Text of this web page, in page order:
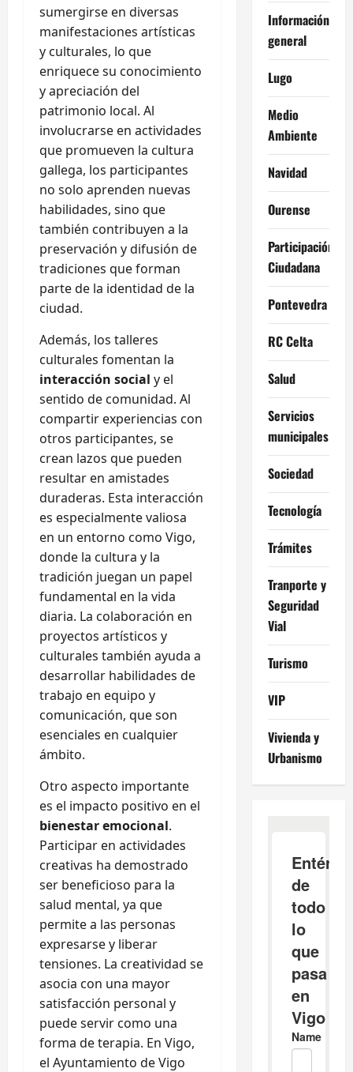
sumergirse en diversas
manifestaciones artísticas
y culturales, lo que
enriquece su conocimiento
y apreciación del
patrimonio local. Al
involucrarse en actividades
que promueven la cultura
gallega, los participantes
no solo aprenden nuevas
habilidades, sino que
también contribuyen a la
preservación y difusión de
tradiciones que forman
parte de la identidad de la
ciudad.
Además, los talleres
culturales fomentan la
interacción social y el
sentido de comunidad. Al
compartir experiencias con
otros participantes, se
crean lazos que pueden
resultar en amistades
duraderas. Esta interacción
es especialmente valiosa
en un entorno como Vigo,
donde la cultura y la
tradición juegan un papel
fundamental en la vida
diaria. La colaboración en
proyectos artísticos y
culturales también ayuda a
desarrollar habilidades de
trabajo en equipo y
comunicación, que son
esenciales en cualquier
ámbito.
Otro aspecto importante
es el impacto positivo en el
bienestar emocional.
Participar en actividades
creativas ha demostrado
ser beneficioso para la
salud mental, ya que
permite a las personas
expresarse y liberar
tensiones. La creatividad se
asocia con una mayor
satisfacción personal y
puede servir como una
forma de terapia. En Vigo,
el Ayuntamiento de Vigo
Información
general
Lugo
Medio
Ambiente
Navidad
Ourense
Participación
Ciudadana
Pontevedra
RC Celta
Salud
Servicios
municipales
Sociedad
Tecnología
Trámites
Tranporte y
Seguridad
Vial
Turismo
VIP
Vivienda y
Urbanismo